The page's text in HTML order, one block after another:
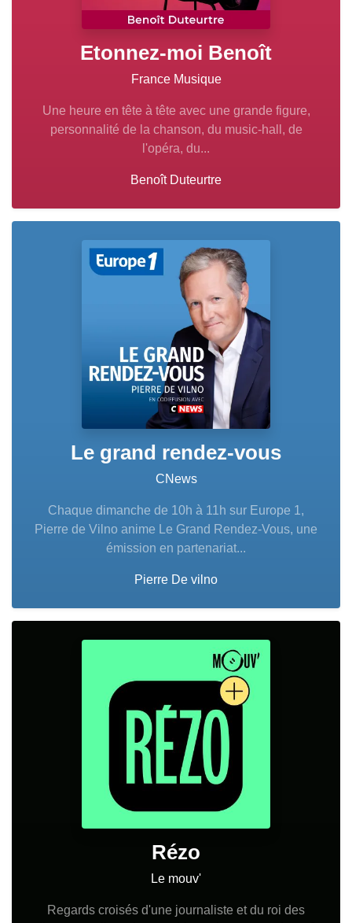
Etonnez-moi Benoît
France Musique
Une heure en tête à tête avec une grande figure,
personnalité de la chanson, du music-hall, de
l'opéra, du...
Benoît Duteurtre
Le grand rendez-vous
CNews
Chaque dimanche de 10h à 11h sur Europe 1,
Pierre de Vilno anime Le Grand Rendez-Vous, une
émission en partenariat...
Pierre De vilno
Rézo
Le mouv'
Regards croisés d'une journaliste et du roi des